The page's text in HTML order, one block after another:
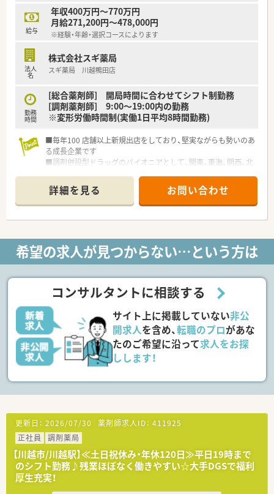
給与
年収400万円～770万円
月給271,200円～478,000円
※経験・年齢・選択コースによります
法人
名
株式会社スギ薬局
スギ薬局 川越鴨田店
勤務
時間
[総合薬剤師] 開局時間に合わせてシフト制勤務
[調剤薬剤師] 9:00～19:00内の勤務
※変形労働時間制(実働1日平均8時間勤務)
■毎年100 店舗以上新規出店をしており、堅実ながらも勢いのあ
る成長企業です
■調剤併設型ドラッグのパイオニアとして、関東、東海、関西、北
■研修制度は様々なプランがあり、集合研修だけでなく任意で受
講可能な研修も幅広く用意されています
■店舗で活躍する従業員、社外で活躍する従業員、将来経営幹部
となる従業員など、薬剤師として様々な活躍ができるフィールド
■総合薬剤師・調剤薬剤師（土日休み・19時までの勤務）どちらか
の働き方を選択できます
■調剤併設型だけでなく「医療モール・クリニック併設店舗」「敷
■在宅医療にも積極的取り組んでおり「訪問調剤特化型店舗」を
50店舗以上、無菌調剤室は業界最多の51店舗設置しています
■「プラチナくるみん認定企業」「健康経営優良法人2023（大規模
法人部門）認定」等を取得し一人ひとりが働きやすい環境が整備
されています
■充実した研修制度、人事制度、評価制度、キャリア支援制度等
があるのも特徴です
詳細を見る お問い合わせ
希望の求人が見つからない…という方は
コンサルタントに相談する
サイト上に掲載していない非公
開求人を含め、転職のプロがあな
たのご希望に沿って求人をお探
しします！
更新日： 2026/07/30 薬剤師求人ID： 411925
正社員
調剤薬局
【川越市/川越駅】≪土日祝休み・年休120日≫平日19時まで
のシフト勤務♪残業ほぼなく働きやすい☆大手DGSで福利
厚生充実！